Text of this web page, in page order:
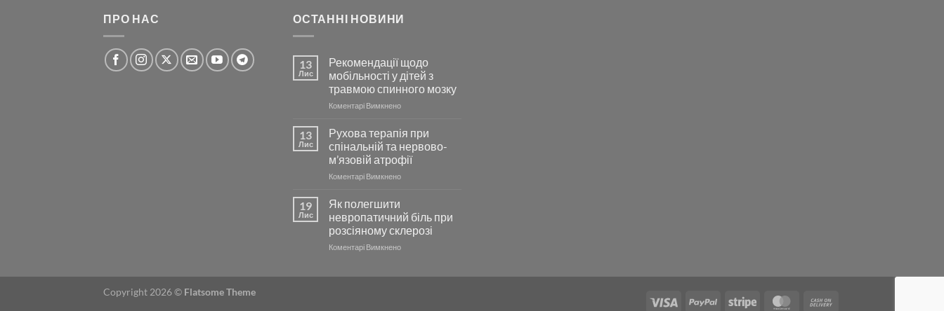
ПРО НАС ОСТАННІ НОВИНИ
13
Лис
Рекомендації щодо
мобільності у дітей з
травмою спинного мозку
Коментарі Вимкненодо
щодо
мобільності
у
дітей
з
мозку
13
Лис
Рухова терапія при
спінальній та нервово-
м’язовій атрофії
Коментарі Вимкненодо
при
спінальній
та
нервово-
19
Лис
Як полегшити
невропатичний біль при
розсіяному склерозі
Коментарі Вимкненодо
Copyright 2026 © Flatsome Theme